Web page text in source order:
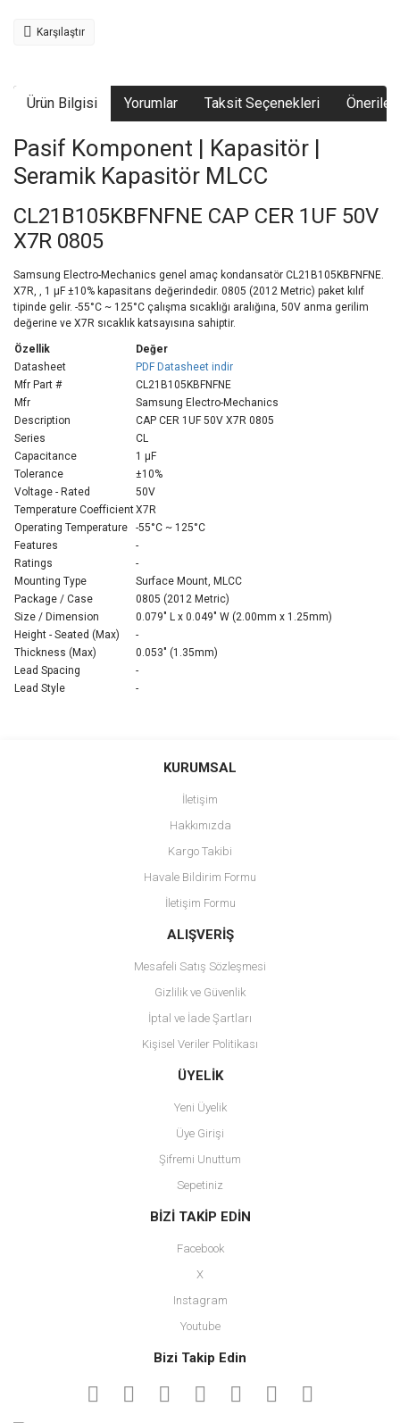
Karşılaştır
Ürün Bilgisi Yorumlar Taksit Seçenekleri
Pasif Komponent | Kapasitör |
Seramik Kapasitör MLCC
CL21B105KBFNFNE CAP CER 1UF 50V
X7R 0805
Samsung Electro-Mechanics genel amaç kondansatör CL21B105KBFNFNE.
X7R, , 1 µF ±10% kapasitans değerindedir. 0805 (2012 Metric) paket kılıf
tipinde gelir. -55°C ~ 125°C çalışma sıcaklığı aralığına, 50V anma gerilim
değerine ve X7R sıcaklık katsayısına sahiptir.
Özellik
Değer
Datasheet
PDF Datasheet indir
Mfr Part #
CL21B105KBFNFNE
Mfr
Samsung Electro-Mechanics
Description
CAP CER 1UF 50V X7R 0805
Series
CL
Capacitance
1 µF
Tolerance
±10%
Voltage - Rated
50V
Temperature CoefficientX7R
Operating Temperature
-55°C ~ 125°C
Features
-
Ratings
-
Mounting Type
Surface Mount, MLCC
Package / Case
0805 (2012 Metric)
Size / Dimension
0.079" L x 0.049" W (2.00mm x 1.25mm)
Height - Seated (Max)
-
Thickness (Max)
0.053" (1.35mm)
Lead Spacing
-
Lead Style
-
Bu ürüne ilk yorumu siz yapın!
Ürün resmi kalitesiz, bozuk veya görüntülenemiyor.
Ürün açıklamasında eksik bilgiler bulunuyor.
Ürün bilgilerinde hatalar bulunuyor.
Ürün fiyatı diğer sitelerden daha pahalı.
Bu ürüne benzer farklı alternatifler olmalı.
Gönder
KURUMSAL
İletişim
Hakkımızda
Kargo Takibi
Havale Bildirim Formu
İletişim Formu
ALIŞVERİŞ
Mesafeli Satış Sözleşmesi
Gizlilik ve Güvenlik
İptal ve İade Şartları
Kişisel Veriler Politikası
ÜYELİK
Yeni Üyelik
Üye Girişi
Şifremi Unuttum
Sepetiniz
BİZİ TAKİP EDİN
Facebook
X
Instagram
Youtube
Bizi Takip Edin